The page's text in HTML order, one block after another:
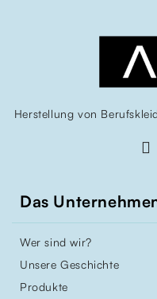
Herstellung von
Das
Wer sind wir?
Unsere Geschichte
Produkte